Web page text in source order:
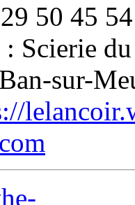
50 45 54
: Scierie
sur-